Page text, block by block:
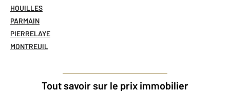
HOUILLES
PARMAIN
PIERRELAYE
MONTREUIL
Tout savoir sur le prix immobilier